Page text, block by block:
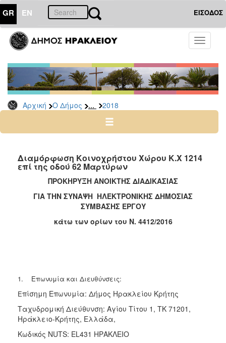
GR EN ΕΙΣΟΔΟΣ
Toggle
Αρχική Ο Δήμος ... 2018
ΔΗΜΟΣ
Διακηρύξεις
Δημοπρασίες
Αρχείο
2025
2023
2022
2021
2019
2015
2013
Διαμόρφωση Κοινοχρήστου Χώρου Κ.Χ 1214
επί της οδού 62 Μαρτύρων
ΠΡΟΚΗΡΥΞΗ ΑΝΟΙΚΤΗΣ ΔΙΑΔΙΚΑΣΙΑΣ
ΓΙΑ ΤΗΝ ΣΥΝΑΨΗ ΗΛΕΚΤΡΟΝΙΚΗΣ ΔΗΜΟΣΙΑΣ
ΣΥΜΒΑΣΗΣ ΕΡΓΟΥ
κάτω των ορίων του Ν. 4412/2016
1. Επωνυμία και Διευθύνσεις:
Επίσημη Επωνυμία: Δήμος Ηρακλείου Κρήτης
Ταχυδρομική Διεύθυνση: Αγίου Τίτου 1, TK 71201,
Ηράκλειο-Κρήτης, Ελλάδα,
Κωδικός NUTS: EL431 ΗΡΑΚΛΕΙΟ